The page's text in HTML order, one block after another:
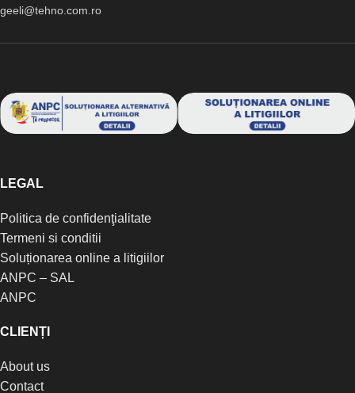
geeli@tehno.com.ro
LEGAL
Politica de confidenţialitate
Termeni si conditii
Soluționarea online a litigiilor
ANPC – SAL
ANPC
CLIENȚI
About us
Contact